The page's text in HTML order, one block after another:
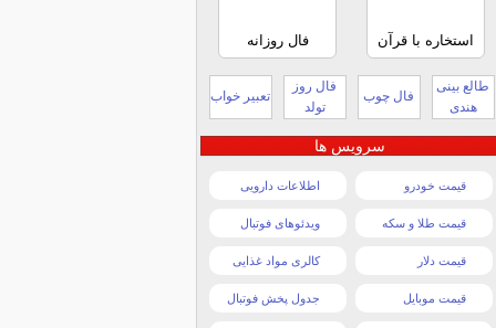
استخاره با قرآن فال روزانه
طالع بینی
هندی
فال چوب
فال روز
تولد
تعبیر خواب
سرویس ها
قیمت خودرو اطلاعات دارویی
قیمت طلا و سکه ویدئوهای فوتبال
قیمت دلار کالری مواد غذایی
قیمت موبایل جدول پخش فوتبال